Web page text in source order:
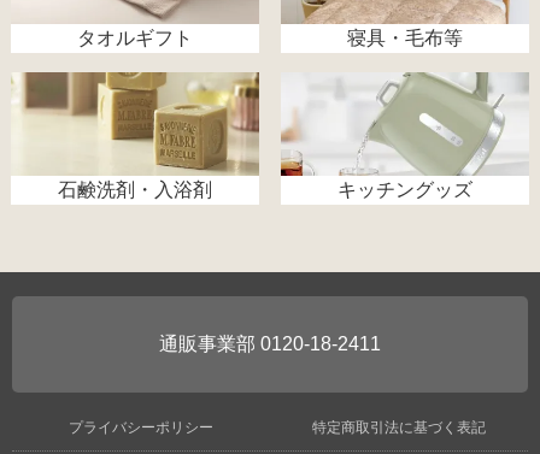
タオルギフト 寝具・毛布等
石鹸洗剤・入浴剤 キッチングッズ
0120-18-2411
プライバシーポリシー 特定商取引法に基づく表記